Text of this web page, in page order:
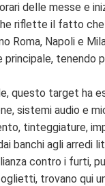
delle messe e
riflette il fatto che
Roma, Napoli e
principale, tenendo
questo target ha
sistemi audio e
tinteggiature,
banchi agli arredi
contro i furti,
trovano qui